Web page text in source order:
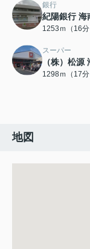
銀行
紀陽銀行 海
1253ｍ（16分
スーパー
（株）松源
1298ｍ（17分
地図